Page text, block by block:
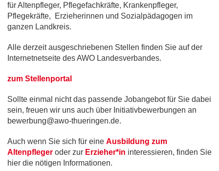
für Altenpfleger, Pflegefachkräfte, Krankenpfleger,
Pflegekräfte, Erzieherinnen und Sozialpädagogen im
ganzen Landkreis.
Alle derzeit ausgeschriebenen Stellen finden Sie auf der
Internetnetseite des AWO Landesverbandes.
zum Stellenportal
Sollte einmal nicht das passende Jobangebot für Sie dabei
sein, freuen wir uns auch über Initiativbewerbungen an
bewerbung@awo-thueringen.de.
Auch wenn Sie sich für eine Ausbildung zum
Altenpfleger oder zur Erzieher*in interessieren, finden Sie
hier die nötigen Informationen.